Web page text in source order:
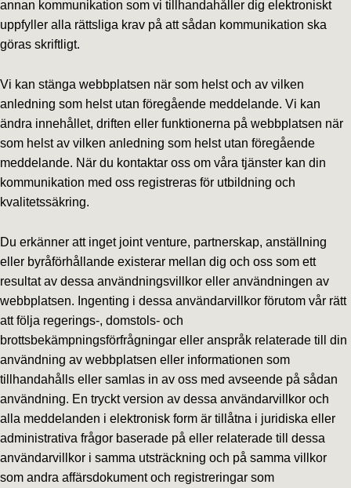
annan kommunikation som vi tillhandahåller dig elektroniskt
uppfyller alla rättsliga krav på att sådan kommunikation ska
göras skriftligt.
Vi kan stänga webbplatsen när som helst och av vilken
anledning som helst utan föregående meddelande. Vi kan
ändra innehållet, driften eller funktionerna på webbplatsen när
som helst av vilken anledning som helst utan föregående
meddelande. När du kontaktar oss om våra tjänster kan din
kommunikation med oss registreras för utbildning och
kvalitetssäkring.
Du erkänner att inget joint venture, partnerskap, anställning
eller byråförhållande existerar mellan dig och oss som ett
resultat av dessa användningsvillkor eller användningen av
webbplatsen. Ingenting i dessa användarvillkor förutom vår rätt
att följa regerings-, domstols- och
brottsbekämpningsförfrågningar eller anspråk relaterade till din
användning av webbplatsen eller informationen som
tillhandahålls eller samlas in av oss med avseende på sådan
användning. En tryckt version av dessa användarvillkor och
alla meddelanden i elektronisk form är tillåtna i juridiska eller
administrativa frågor baserade på eller relaterade till dessa
användarvillkor i samma utsträckning och på samma villkor
som andra affärsdokument och registreringar som